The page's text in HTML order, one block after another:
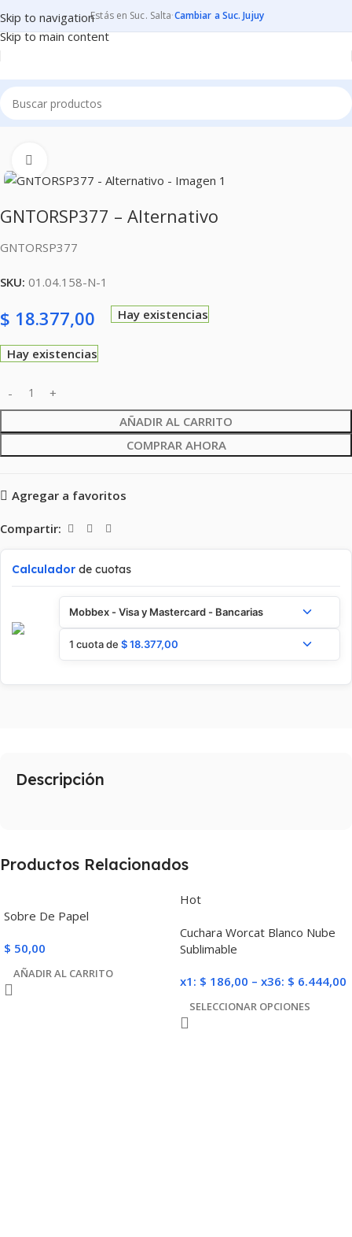
Skip to navigation
Skip to main content
Estás en Suc. Salta·Cambiar a Suc. Jujuy
Inicio CONSUMIBLES CARTUCHOS PARA IMPRESORAS
GNTORSP377 – Alternativo
GNTORSP377
SKU: 01.04.158-N-1
$ 18.377,00 Hay existencias
Hay existencias
AÑADIR AL CARRITO
COMPRAR AHORA
Agregar a favoritos
Compartir:
Calculador de cuotas
Mobbex - Visa y Mastercard - Bancarias
1 cuota de $18.377,00
Descripción
Productos Relacionados
Sobre De Papel
$ 50,00
AÑADIR AL CARRITO
Hot
Cuchara Worcat Blanco Nube
Sublimable
x1: $ 186,00 – x36: $ 6.444,00
SELECCIONAR OPCIONES